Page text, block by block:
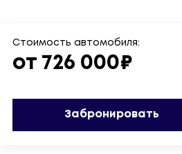
Стоимость автомобиля:
от 726 000₽
Забронировать